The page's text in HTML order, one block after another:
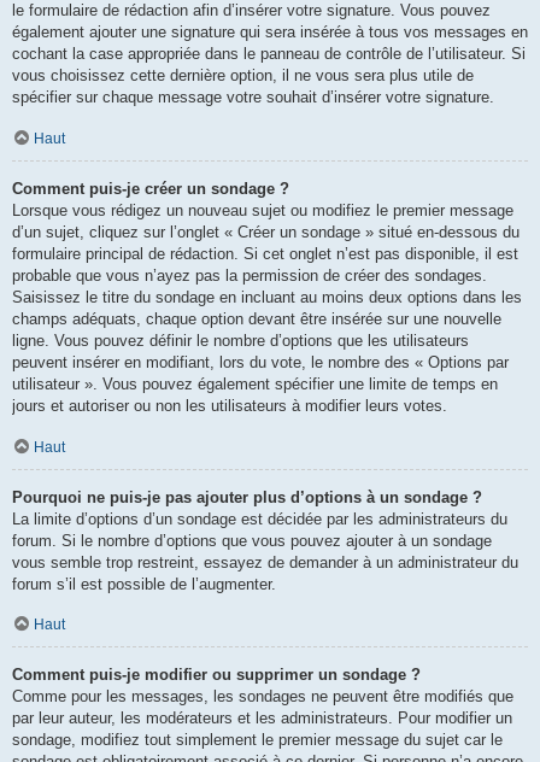
le formulaire de rédaction afin d’insérer votre signature. Vous pouvez
également ajouter une signature qui sera insérée à tous vos messages en
cochant la case appropriée dans le panneau de contrôle de l’utilisateur. Si
vous choisissez cette dernière option, il ne vous sera plus utile de
spécifier sur chaque message votre souhait d’insérer votre signature.
Haut
Comment puis-je créer un sondage ?
Lorsque vous rédigez un nouveau sujet ou modifiez le premier message
d’un sujet, cliquez sur l’onglet « Créer un sondage » situé en-dessous du
formulaire principal de rédaction. Si cet onglet n’est pas disponible, il est
probable que vous n’ayez pas la permission de créer des sondages.
Saisissez le titre du sondage en incluant au moins deux options dans les
champs adéquats, chaque option devant être insérée sur une nouvelle
ligne. Vous pouvez définir le nombre d’options que les utilisateurs
peuvent insérer en modifiant, lors du vote, le nombre des « Options par
utilisateur ». Vous pouvez également spécifier une limite de temps en
jours et autoriser ou non les utilisateurs à modifier leurs votes.
Haut
Pourquoi ne puis-je pas ajouter plus d’options à un sondage ?
La limite d’options d’un sondage est décidée par les administrateurs du
forum. Si le nombre d’options que vous pouvez ajouter à un sondage
vous semble trop restreint, essayez de demander à un administrateur du
forum s’il est possible de l’augmenter.
Haut
Comment puis-je modifier ou supprimer un sondage ?
Comme pour les messages, les sondages ne peuvent être modifiés que
par leur auteur, les modérateurs et les administrateurs. Pour modifier un
sondage, modifiez tout simplement le premier message du sujet car le